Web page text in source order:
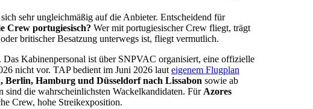
sehr ungleichmäßig auf die Anbieter. Entscheidend für
Crew portugiesisch? Wer mit portugiesischer Crew fliegt, trägt
britischer Besatzung unterwegs ist, fliegt vermutlich.
Kabinenpersonal ist über SNPVAC organisiert, eine offizielle
nicht vor. TAP bedient im Juni 2026 laut eigenem Flugplan
Hamburg und Düsseldorf nach Lissabon sowie ab
sind die wahrscheinlichsten Wackelkandidaten. Für Azores
Crew, hohe Streikexposition.